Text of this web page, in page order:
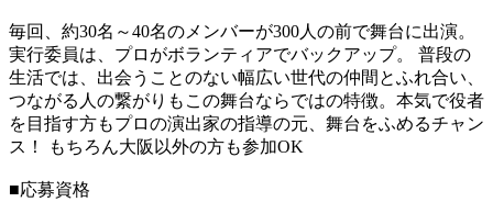
毎回、約30名～40名のメンバーが300人の前で舞台に出演。
実行委員は、プロがボランティアでバックアップ。 普段の
生活では、出会うことのない幅広い世代の仲間とふれ合い、
つながる人の繋がりもこの舞台ならではの特徴。本気で役者
を目指す方もプロの演出家の指導の元、舞台をふめるチャン
ス！ もちろん大阪以外の方も参加OK
■応募資格